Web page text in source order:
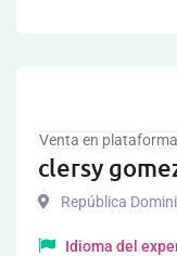
Venta en
clersy
República
Idioma del